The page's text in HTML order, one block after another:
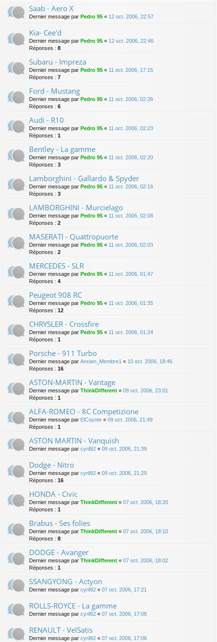
Saab - Aero X
Dernier message par Pedro 95 « 12 oct. 2006, 22:57
Kia- Cee'd
Dernier message par Pedro 95 « 12 oct. 2006, 22:46
Réponses : 8
Subaru - Impreza
Dernier message par Pedro 95 « 11 oct. 2006, 17:15
Réponses : 7
Ford - Mustang
Dernier message par Pedro 95 « 11 oct. 2006, 02:26
Réponses : 6
Audi - R10
Dernier message par Pedro 95 « 11 oct. 2006, 02:23
Réponses : 1
Bentley - La gamme
Dernier message par Pedro 95 « 11 oct. 2006, 02:20
Réponses : 3
Lamborghini - Gallardo & Spyder
Dernier message par Pedro 95 « 11 oct. 2006, 02:16
Réponses : 3
LAMBORGHINI - Murcielago
Dernier message par Pedro 95 « 11 oct. 2006, 02:08
Réponses : 2
MASERATI - Quattropuorte
Dernier message par Pedro 95 « 11 oct. 2006, 02:03
Réponses : 2
MERCEDES - SLR
Dernier message par Pedro 95 « 11 oct. 2006, 01:47
Réponses : 4
Peugeot 908 RC
Dernier message par Pedro 95 « 11 oct. 2006, 01:35
Réponses : 12
CHRYSLER - Crossfire
Dernier message par Pedro 95 « 11 oct. 2006, 01:24
Réponses : 1
Porsche - 911 Turbo
Dernier message par Ancien_Membre1 « 10 oct. 2006, 18:46
Réponses : 16
ASTON-MARTIN - Vantage
Dernier message par ThinkDifferent « 09 oct. 2006, 23:01
Réponses : 1
ALFA-ROMEO - 8C Competizione
Dernier message par ElCoyote « 09 oct. 2006, 21:49
Réponses : 1
ASTON MARTIN - Vanquish
Dernier message par cyril92 « 09 oct. 2006, 21:39
Dodge - Nitro
Dernier message par cyril92 « 09 oct. 2006, 21:29
Réponses : 16
HONDA - Civic
Dernier message par ThinkDifferent « 07 oct. 2006, 18:20
Réponses : 1
Brabus - Ses folies
Dernier message par ThinkDifferent « 07 oct. 2006, 18:10
Réponses : 8
DODGE - Avanger
Dernier message par ThinkDifferent « 07 oct. 2006, 18:02
Réponses : 1
SSANGYONG - Actyon
Dernier message par cyril92 « 07 oct. 2006, 17:21
ROLLS-ROYCE - La gamme
Dernier message par cyril92 « 07 oct. 2006, 17:08
RENAULT - VelSatis
Dernier message par cyril92 « 07 oct. 2006, 17:06